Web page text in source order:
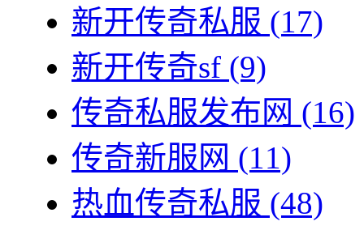
新开传奇私服 (17)
新开传奇sf (9)
传奇私服发布网 (16)
传奇新服网 (11)
热血传奇私服 (48)